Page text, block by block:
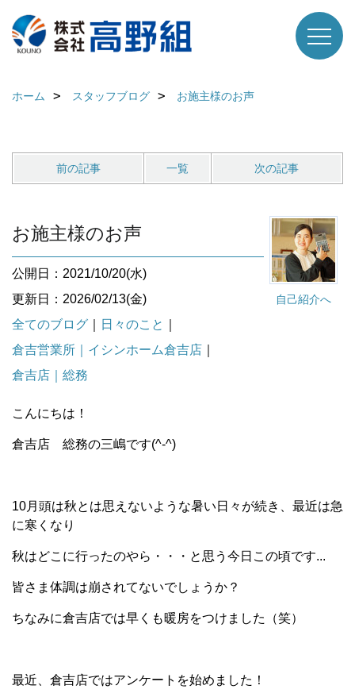
ホーム スタッフブログ お施主様のお声
前の記事 一覧 次の記事
自己紹介へ
お施主様のお声
公開日：2021/10/20(水)
更新日：2026/02/13(金)
全てのブログ
日々のこと
倉吉営業所｜イシンホーム倉吉店
倉吉店｜総務
こんにちは！
倉吉店 総務の三嶋です(^-^)
10月頭は秋とは思えないような暑い日々が続き、最近は急
に寒くなり
秋はどこに行ったのやら・・・と思う今日この頃です...
皆さま体調は崩されてないでしょうか？
ちなみに倉吉店では早くも暖房をつけました（笑）
最近、倉吉店ではアンケートを始めました！